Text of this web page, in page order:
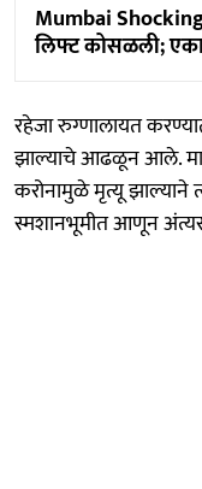
Mumbai
लिफ्ट कोसळली;
रहेजा रुग्णालायत
झाल्याचे आढळून आले.
करोनामुळे मृत्यू झाल्याने
स्मशानभूमीत आणून